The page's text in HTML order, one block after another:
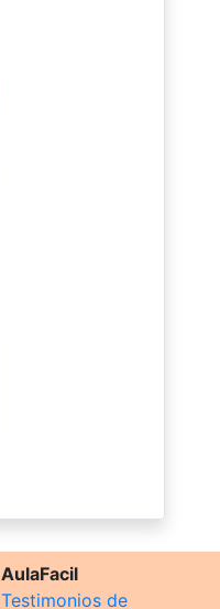
AulaFacil
Testimonios de